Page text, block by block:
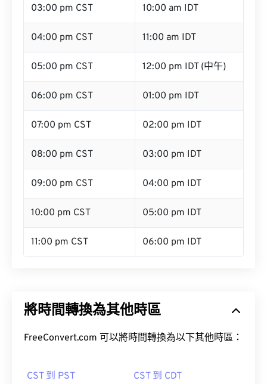
03:00 pm CST 10:00 am IDT
04:00 pm CST 11:00 am IDT
05:00 pm CST 12:00 pm IDT (中午)
06:00 pm CST 01:00 pm IDT
07:00 pm CST 02:00 pm IDT
08:00 pm CST 03:00 pm IDT
09:00 pm CST 04:00 pm IDT
10:00 pm CST 05:00 pm IDT
11:00 pm CST 06:00 pm IDT
將時間轉換為其他時區
FreeConvert.com 可以將時間轉換為以下其他時區：
CST 到 PST CST 到 CDT